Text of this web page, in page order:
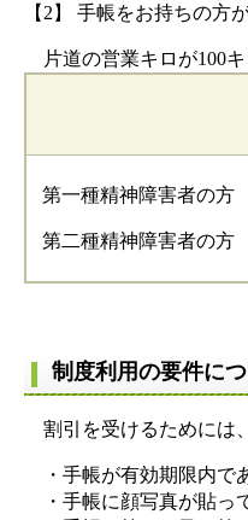
【2】 手帳をお持ちの方
片道の営業キロが100キ
第一種精神障害者の方
第二種精神障害者の方
制度利用の要件に
割引を受けるためには
・手帳が有効期限内で
・手帳に顔写真が貼っ